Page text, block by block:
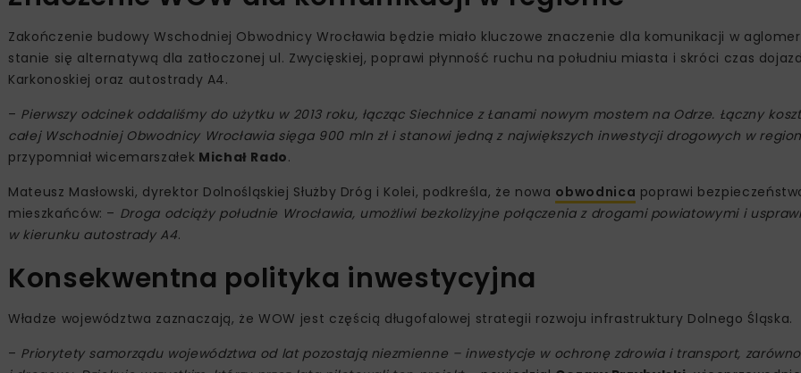
Zakończenie budowy Wschodniej Obwodnicy Wrocławia będzie miało kluczowe znaczenie dla komunikacji w
stanie się alternatywą dla zatłoczonej ul. Zwycięskiej, poprawi płynność ruchu na południu miasta i skróci czas
Karkonoskiej oraz autostrady A4.
– Pierwszy odcinek oddaliśmy do użytku w 2013 roku, łącząc Siechnice z Łanami nowym mostem na Odrze. Łączny
całej Wschodniej Obwodnicy Wrocławia sięga 900 mln zł i stanowi jedną z największych inwestycji drogowych w
przypomniał wicemarszałek Michał Rado.
Mateusz Masłowski, dyrektor Dolnośląskiej Służby Dróg i Kolei, podkreśla, że nowa obwodnica poprawi
mieszkańców: – Droga odciąży południe Wrocławia, umożliwi bezkolizyjne połączenia z drogami powiatowymi i
w kierunku autostrady A4.
Konsekwentna polityka inwestycyjna
Władze województwa zaznaczają, że WOW jest częścią długofalowej strategii rozwoju infrastruktury Dolnego Śląska.
– Priorytety samorządu województwa od lat pozostają niezmienne – inwestycje w ochronę zdrowia i transport,